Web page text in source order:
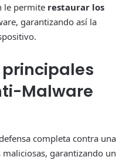
le permite restaurar los
garantizando así la
Malware
completa contra una
garantizando un